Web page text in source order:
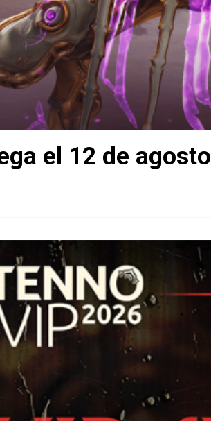
el 12 de agosto